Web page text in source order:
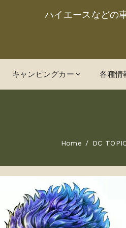
ハイエースなどの
キャンピングカー 各種情
Home DC